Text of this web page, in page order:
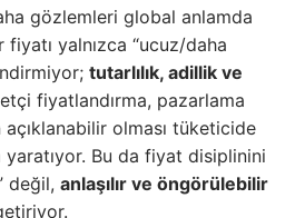
gözlemleri global anlamda
yalnızca “ucuz/daha
tutarlılık, adillik ve
fiyatlandırma, pazarlama
olması tüketicide
yaratıyor. Bu da fiyat disiplinini
değil, anlaşılır ve öngörülebilir